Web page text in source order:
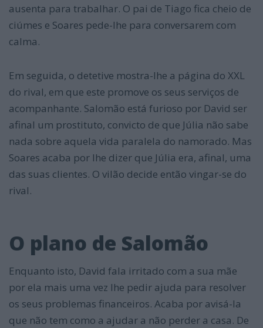
ausenta para trabalhar. O pai de Tiago fica cheio de
ciúmes e Soares pede-lhe para conversarem com
calma.
Em seguida, o detetive mostra-lhe a página do XXL
do rival, em que este promove os seus serviços de
acompanhante. Salomão está furioso por David ser
afinal um prostituto, convicto de que Júlia não sabe
nada sobre aquela vida paralela do namorado. Mas
Soares acaba por lhe dizer que Júlia era, afinal, uma
das suas clientes. O vilão decide então vingar-se do
rival.
O plano de Salomão
Enquanto isto, David fala irritado com a sua mãe
por ela mais uma vez lhe pedir ajuda para resolver
os seus problemas financeiros. Acaba por avisá-la
que não tem como a ajudar a não perder a casa. De